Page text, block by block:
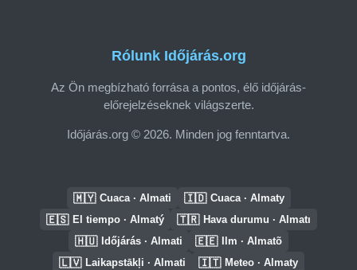
Rólunk Időjárás.org
Az Ön megbízható forrása a pontos, élő időjárás-
előrejelzéseknek világszerte.
Időjárás.org © 2026. Minden jog fenntartva.
🇲🇾 Cuaca · Almati 🇮🇩 Cuaca · Almaty
🇪🇸 El tiempo · Almatý 🇹🇷 Hava durumu · Almatı
🇭🇺 Időjárás · Almati 🇪🇪 Ilm · Almatõ
🇱🇻 Laikapstākļi · Almati 🇮🇹 Meteo · Almaty